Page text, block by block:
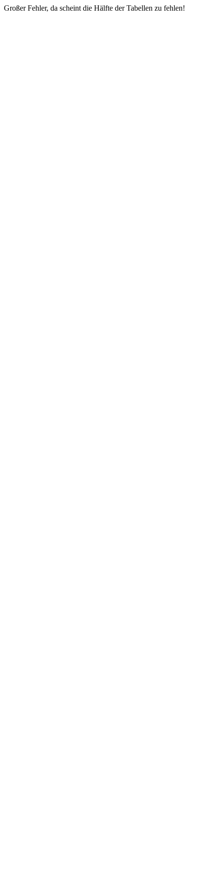
Großer Fehler, da scheint die Hälfte der Tabellen zu fehlen!